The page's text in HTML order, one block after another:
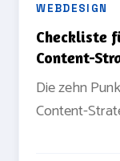
WEBDESIGN
Checkliste
Content-
Die zehn
Content-